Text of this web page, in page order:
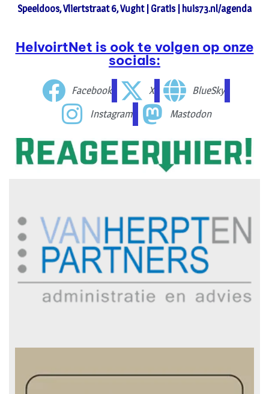
Speeldoos, Vliertstraat 6, Vught | Gratis | huis73.nl/agenda
HelvoirtNet is ook te volgen op onze
socials:
Facebook X
BlueSky
Instagram
Mastodon